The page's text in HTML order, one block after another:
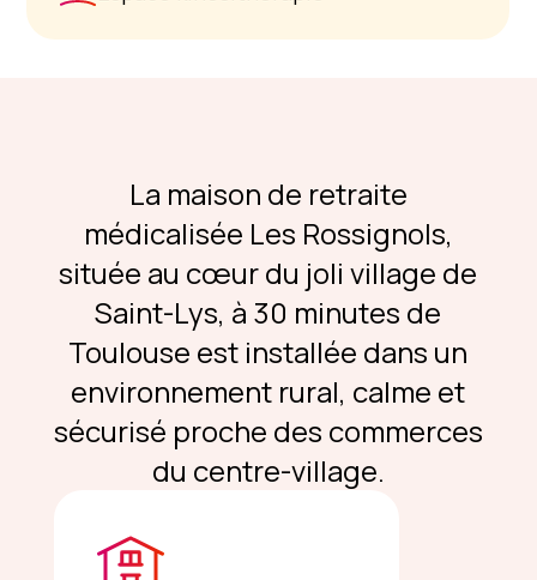
La maison de retraite
médicalisée Les Rossignols,
située au cœur du joli village de
Saint-Lys, à 30 minutes de
Toulouse est installée dans un
environnement rural, calme et
sécurisé proche des commerces
du centre-village.